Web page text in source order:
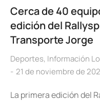
Cerca de 40
edición del
Transporte Jorge
Deportes, Información
21 de noviembre de
La primera edición del